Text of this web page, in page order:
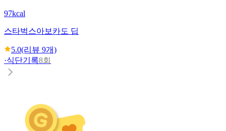
97kcal
스타벅스아보카도 딥
5.0(리뷰 9개)
·식단기록8회